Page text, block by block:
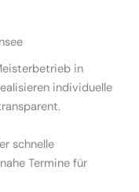
in
individuelle
schnelle
Termine für